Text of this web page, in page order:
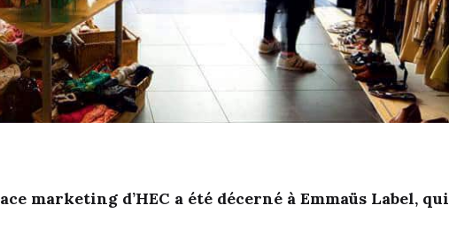
marketing d’HEC a été décerné à Emmaüs Label, qui